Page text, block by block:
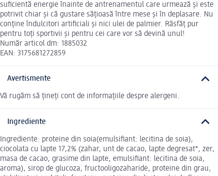
suficientă energie înainte de antrenamentul care urmează și este
potrivit chiar și că gustare sățioasă între mese și în deplasare. Nu
conține îndulcitori artificiali și nici ulei de palmier. Răsfăț pur
pentru toți sportivii și pentru cei care vor să devină unul!
Număr articol dm: 1885032
EAN: 3175681272859
Avertismente
Vă rugăm să țineți cont de informațiile despre alergeni.
Ingrediente
Ingrediente: proteine din soia(emulsifiant: lecitina de soia),
ciocolata cu lapte 17,2% (zahar, unt de cacao, lapte degresat*, zer,
masa de cacao, grasime din lapte, emulsifiant: lecitina de soia,
aroma), sirop de glucoza, fructooligozaharide, proteine din grau,